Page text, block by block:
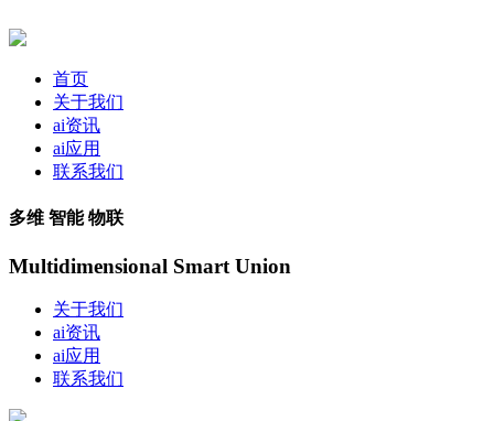
首页
关于我们
ai资讯
ai应用
联系我们
多维 智能 物联
Multidimensional Smart Union
关于我们
ai资讯
ai应用
联系我们